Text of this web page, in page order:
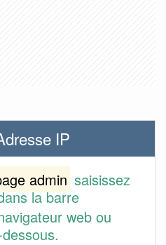
IP
admin saisissez
la barre
web ou